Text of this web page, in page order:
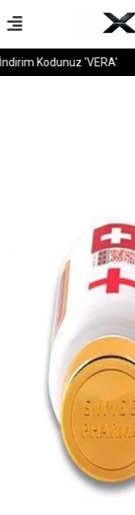
Kodunuz 'VERA'